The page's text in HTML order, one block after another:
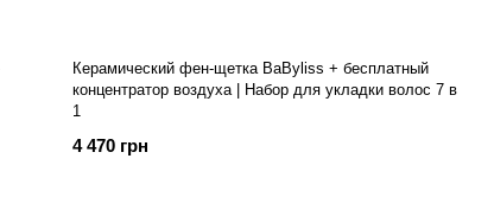
Керамический фен-щетка BaByliss + бесплатный
концентратор воздуха | Набор для укладки волос 7 в
1
4 470 грн